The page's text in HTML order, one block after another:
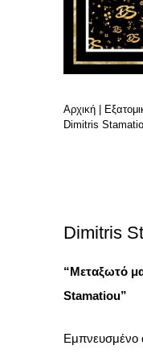
Αρχική
Dimitris
Dimitris
“Μεταξωτό
Stamatiou”
Εμπνευσμένο